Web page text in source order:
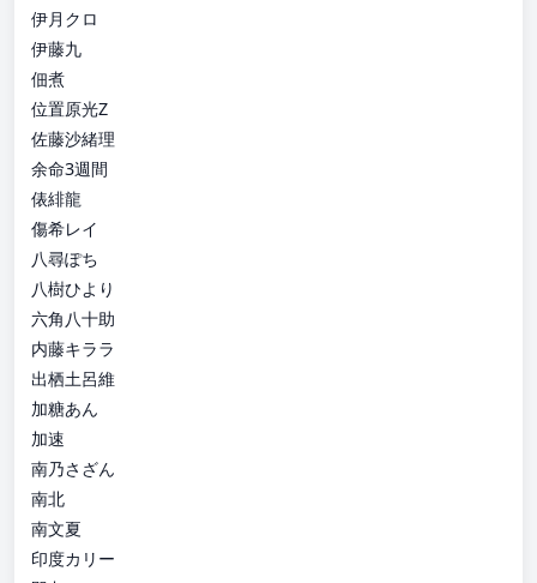
伊月クロ
伊藤九
佃煮
位置原光Z
佐藤沙緒理
余命3週間
俵緋龍
傷希レイ
八尋ぽち
八樹ひより
六角八十助
内藤キララ
出栖土呂維
加糖あん
加速
南乃さざん
南北
南文夏
印度カリー